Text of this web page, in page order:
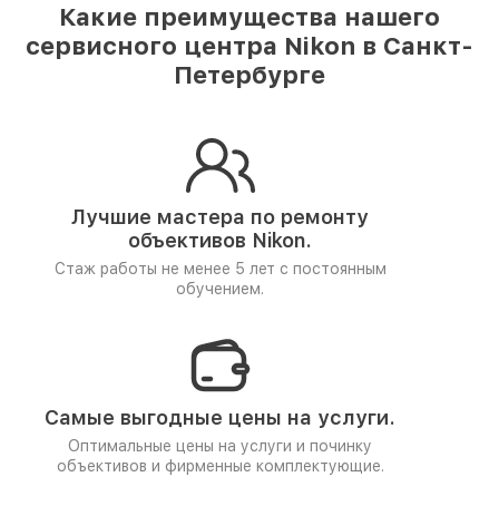
Какие преимущества нашего
сервисного центра Nikon в Санкт-
Петербурге
Лучшие мастера по ремонту
объективов Nikon.
Стаж работы не менее 5 лет с постоянным
обучением.
Самые выгодные цены на услуги.
Оптимальные цены на услуги и починку
объективов и фирменные комплектующие.